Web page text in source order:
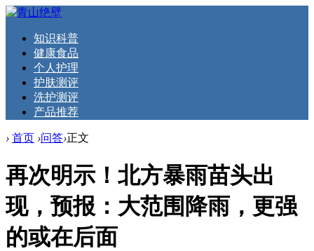
知识科普
健康食品
个人护理
护肤测评
洗护测评
产品推荐
› 首页 ›问答›正文
再次明示！北方暴雨苗头出
现，预报：大范围降雨，更强
的或在后面